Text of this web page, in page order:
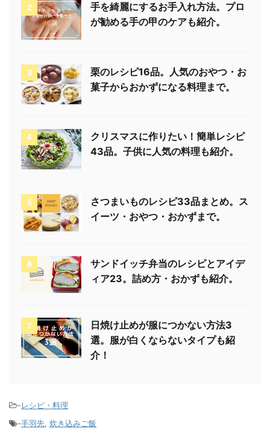
2
手を綺麗にするお手入れ方法。プロ
が勧める手の甲のケアも紹介。
3
栗のレシピ16品。人気のおやつ・お
菓子からおかずになる料理まで。
4
クリスマスに作りたい！簡単レシピ
43品。子供に人気の料理も紹介。
5
さつまいものレシピ33品まとめ。ス
イーツ・おやつ・おかずまで。
6
サンドイッチ弁当のレシピとアイデ
ィア23。詰め方・おかずも紹介。
7
日焼け止めが服につかない方法3
選。服が白くならないタイプも紹
介！
-レシピ・料理
-手羽先, 炊き込みご飯